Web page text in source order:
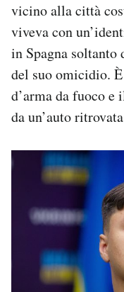
vicino alla città
viveva con
in Spagna
del suo omicidio.
d’arma da fuoco
da un’auto